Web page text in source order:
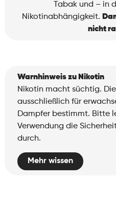
Tabak und – in
Nikotinabhängigkeit.
nicht
Warnhinweis zu Nikotin
Nikotin macht süchtig.
ausschließlich für
Dampfer bestimmt. Bitte
Verwendung die
durch.
Mehr wissen